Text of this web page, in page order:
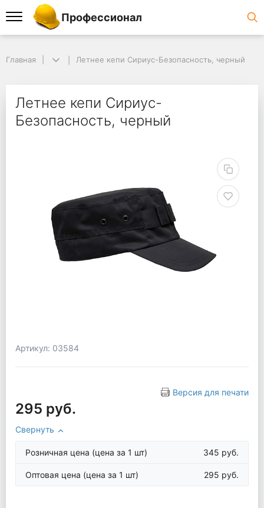
Профессионал
Главная Летнее кепи Сириус-Безопасность, черный
Летнее кепи Сириус-
Безопасность, черный
Артикул: 03584
Версия для печати
295 руб.
Свернуть
Розничная цена (цена за 1 шт) 345 руб.
Оптовая цена (цена за 1 шт) 295 руб.